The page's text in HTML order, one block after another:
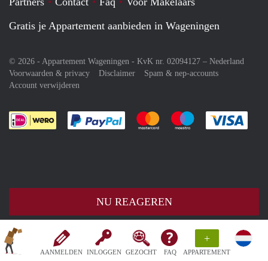
AANMELDEN INLOGGEN GEZOCHT FAQ
+
APPARTEMENT
NU REAGEREN
Gratis je Appartement aanbieden in Wageningen
© 2026 - Appartement Wageningen - KvK nr. 02094127 – Nederland
Voorwaarden & privacy
Disclaimer
Spam & nep-accounts
Account verwijderen
Je rekent gemakkelijk af met Paypal
Je rekent gemakkelijk af met
Je rekent